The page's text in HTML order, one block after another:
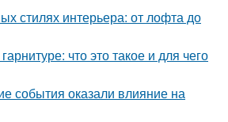
стилях интерьера: от лофта до
что это такое и для чего
события оказали влияние на